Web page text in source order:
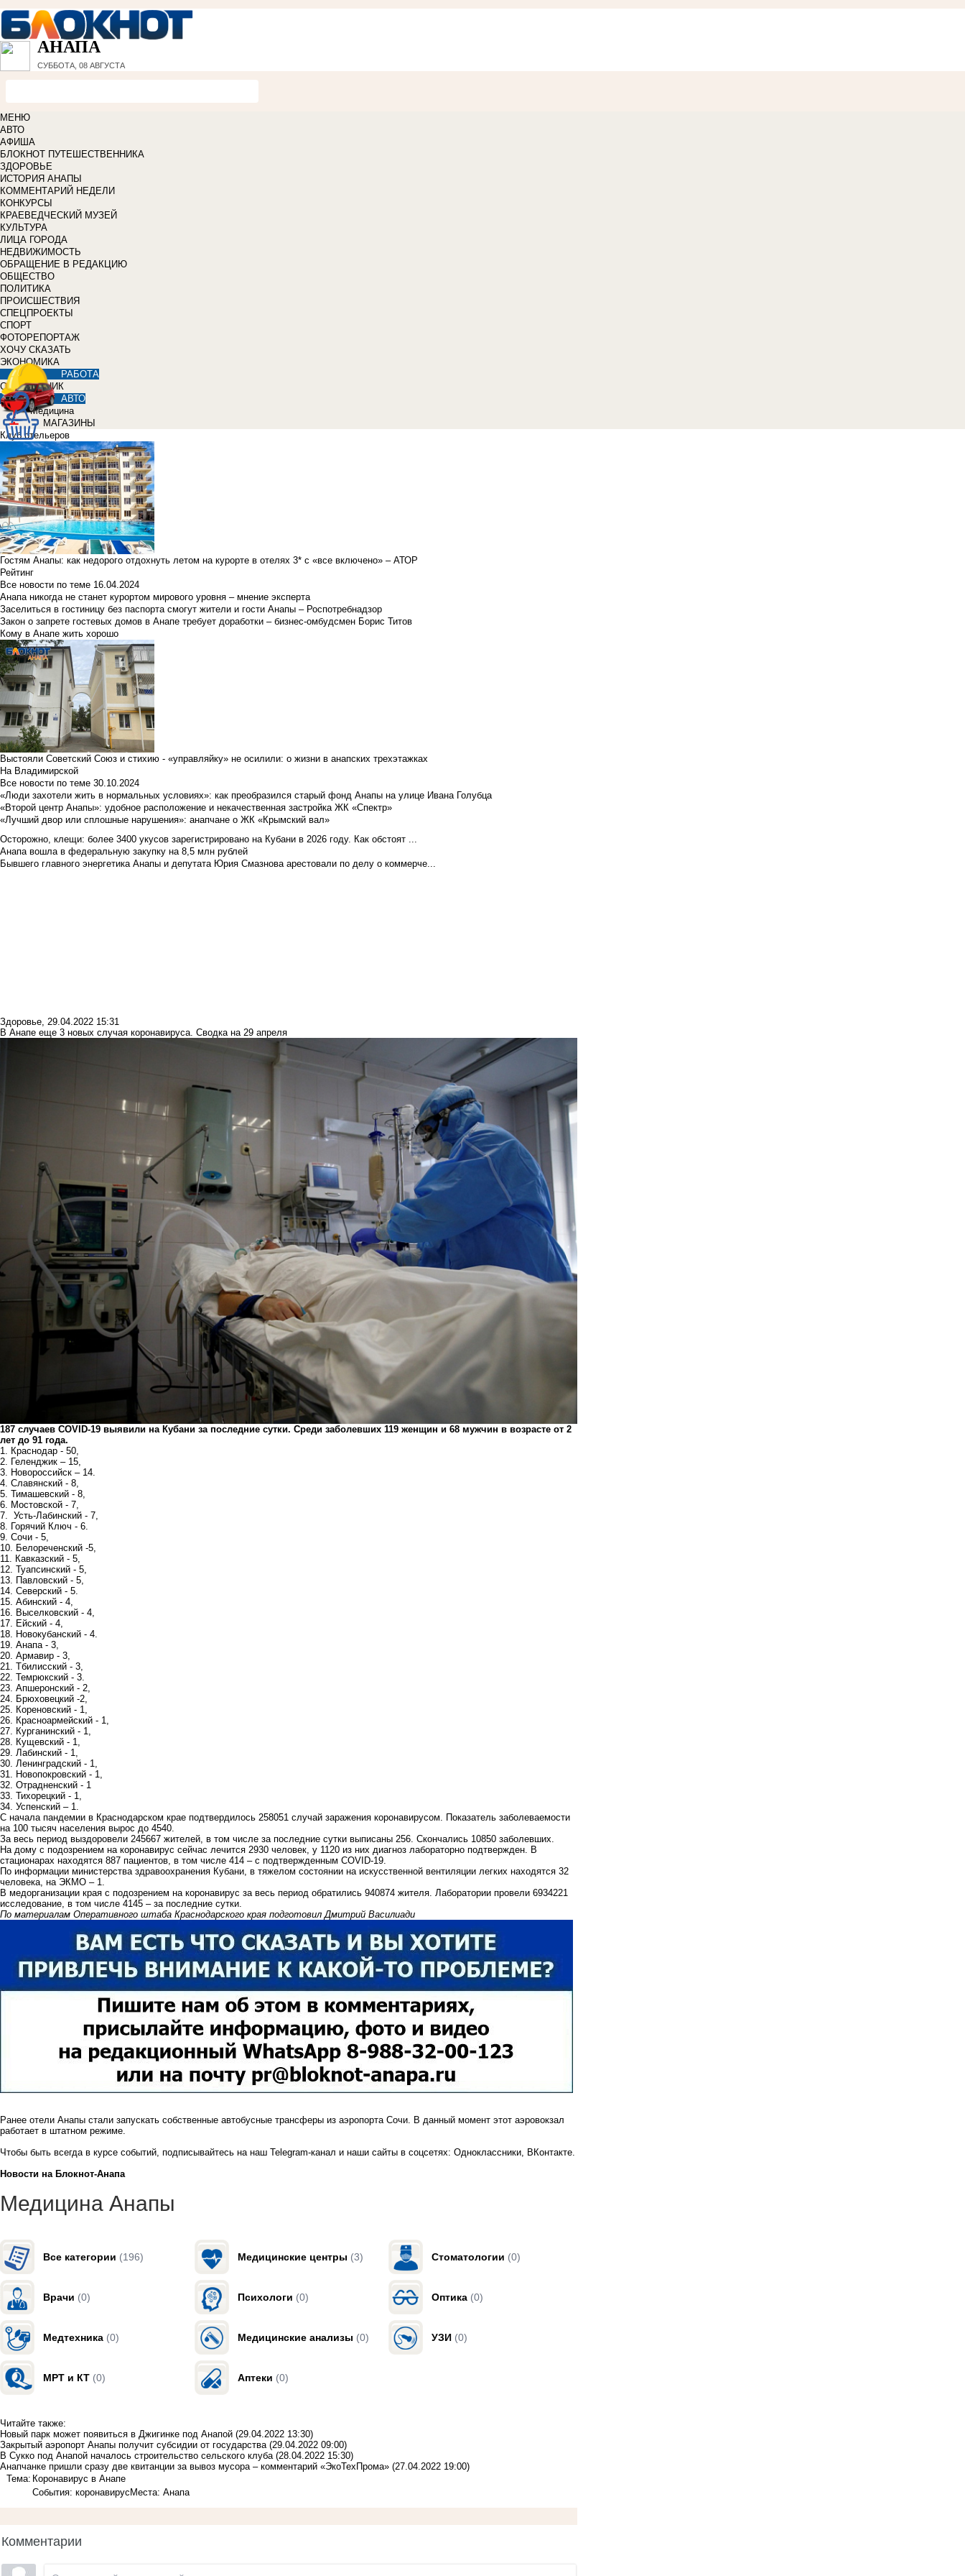
АНАПА
СУББОТА, 08 АВГУСТА
МЕНЮ
АВТО
АФИША
БЛОКНОТ ПУТЕШЕСТВЕННИКА
ЗДОРОВЬЕ
ИСТОРИЯ АНАПЫ
КОММЕНТАРИЙ НЕДЕЛИ
КОНКУРСЫ
КРАЕВЕДЧЕСКИЙ МУЗЕЙ
КУЛЬТУРА
ЛИЦА ГОРОДА
НЕДВИЖИМОСТЬ
ОБРАЩЕНИЕ В РЕДАКЦИЮ
ОБЩЕСТВО
ПОЛИТИКА
ПРОИСШЕСТВИЯ
СПЕЦПРОЕКТЫ
СПОРТ
ФОТОРЕПОРТАЖ
ХОЧУ СКАЗАТЬ
ЭКОНОМИКА
РАБОТА
СПРАВОЧНИК
АВТО
Медицина
МАГАЗИНЫ
Клуб отельеров
Гостям Анапы: как недорого отдохнуть летом на курорте в отелях 3* с «все включено» – АТОР
Рейтинг
Все новости по теме 16.04.2024
Анапа никогда не станет курортом мирового уровня – мнение эксперта
Заселиться в гостиницу без паспорта смогут жители и гости Анапы – Роспотребнадзор
Закон о запрете гостевых домов в Анапе требует доработки – бизнес-омбудсмен Борис Титов
Кому в Анапе жить хорошо
Выстояли Советский Союз и стихию - «управляйку» не осилили: о жизни в анапских трехэтажках
На Владимирской
Все новости по теме 30.10.2024
«Люди захотели жить в нормальных условиях»: как преобразился старый фонд Анапы на улице Ивана Голубца
«Второй центр Анапы»: удобное расположение и некачественная застройка ЖК «Спектр»
«Лучший двор или сплошные нарушения»: анапчане о ЖК «Крымский вал»
Осторожно, клещи: более 3400 укусов зарегистрировано на Кубани в 2026 году. Как обстоят ...
Анапа вошла в федеральную закупку на 8,5 млн рублей
Бывшего главного энергетика Анапы и депутата Юрия Смазнова арестовали по делу о коммерче...
Здоровье, 29.04.2022 15:31
В Анапе еще 3 новых случая коронавируса. Сводка на 29 апреля
187 случаев COVID-19 выявили на Кубани за последние сутки. Среди заболевших 119 женщин и 68 мужчин в возрасте от 2
лет до 91 года.
1. Краснодар - 50,
2. Геленджик – 15,
3. Новороссийск – 14.
4. Славянский - 8,
5. Тимашевский - 8,
6. Мостовской - 7,
7. Усть-Лабинский - 7,
8. Горячий Ключ - 6.
9. Сочи - 5,
10. Белореченский -5,
11. Кавказский - 5,
12. Туапсинский - 5,
13. Павловский - 5,
14. Северский - 5.
15. Абинский - 4,
16. Выселковский - 4,
17. Ейский - 4,
18. Новокубанский - 4.
19. Анапа - 3,
20. Армавир - 3,
21. Тбилисский - 3,
22. Темрюкский - 3.
23. Апшеронский - 2,
24. Брюховецкий -2,
25. Кореновский - 1,
26. Красноармейский - 1,
27. Курганинский - 1,
28. Кущевский - 1,
29. Лабинский - 1,
30. Ленинградский - 1,
31. Новопокровский - 1,
32. Отрадненский - 1
33. Тихорецкий - 1,
34. Успенский – 1.
С начала пандемии в Краснодарском крае подтвердилось 258051 случай заражения коронавирусом. Показатель заболеваемости
на 100 тысяч населения вырос до 4540.
За весь период выздоровели 245667 жителей, в том числе за последние сутки выписаны 256. Скончались 10850 заболевших.
На дому с подозрением на коронавирус сейчас лечится 2930 человек, у 1120 из них диагноз лабораторно подтвержден. В
стационарах находятся 887 пациентов, в том числе 414 – с подтвержденным COVID-19.
По информации министерства здравоохранения Кубани, в тяжелом состоянии на искусственной вентиляции легких находятся 32
человека, на ЭКМО – 1.
В медорганизации края с подозрением на коронавирус за весь период обратились 940874 жителя. Лаборатории провели 6934221
исследование, в том числе 4145 – за последние сутки.
По материалам Оперативного штаба Краснодарского края подготовил Дмитрий Василиади
Ранее отели Анапы стали запускать собственные автобусные трансферы из аэропорта Сочи. В данный момент этот аэровокзал
работает в штатном режиме.
Чтобы быть всегда в курсе событий, подписывайтесь на наш Telegram-канал и наши сайты в соцсетях: Одноклассники, ВКонтакте
Новости на Блoкнoт-Анапа
Медицина Анапы
Все категории (196) Медицинские центры (3) Стоматологии (0)
Врачи (0) Психологи (0) Оптика (0)
Медтехника (0) Медицинские анализы (0) УЗИ (0)
МРТ и КТ (0) Аптеки (0)
Читайте также:
Новый парк может появиться в Джигинке под Анапой (29.04.2022 13:30)
Закрытый аэропорт Анапы получит субсидии от государства (29.04.2022 09:00)
В Сукко под Анапой началось строительство сельского клуба (28.04.2022 15:30)
Анапчанке пришли сразу две квитанции за вывоз мусора – комментарий «ЭкоТехПрома» (27.04.2022 19:00)
Тема: Коронавирус в Анапе
События: коронавирусМеста: Анапа
Комментарии